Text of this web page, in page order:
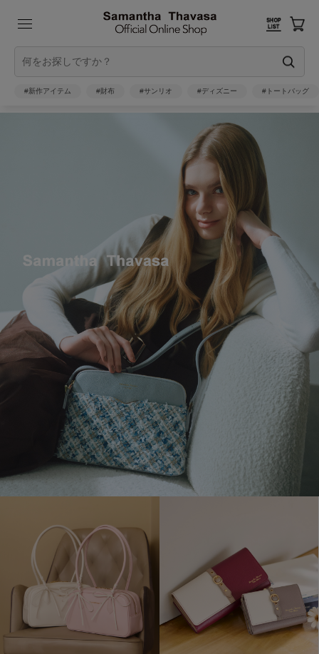
#新作アイテム #財布 #サンリオ #ディズニー #トートバッグ